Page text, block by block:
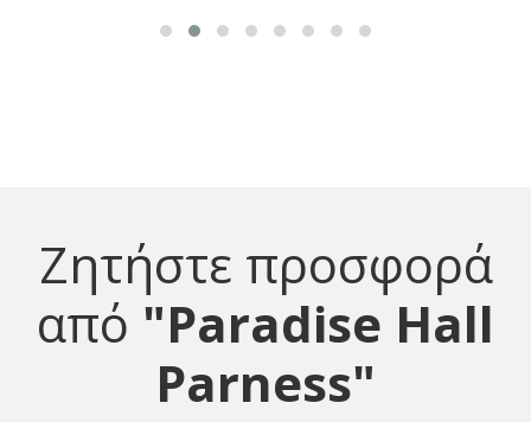
Ζητήστε προσφορά
από "Paradise Hall
Parness"